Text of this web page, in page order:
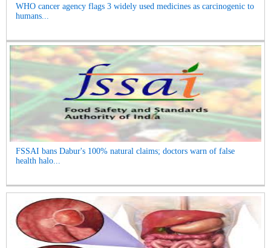
WHO cancer agency flags 3 widely used medicines as carcinogenic to
humans...
FSSAI bans Dabur's 100% natural claims; doctors warn of false
health halo...